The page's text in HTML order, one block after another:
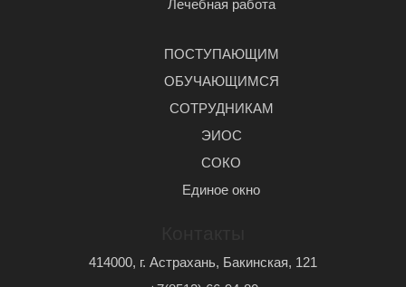
Лечебная работа
ПОСТУПАЮЩИМ
ОБУЧАЮЩИМСЯ
СОТРУДНИКАМ
ЭИОС
СОКО
Единое окно
414000, г. Астрахань, Бакинская, 121